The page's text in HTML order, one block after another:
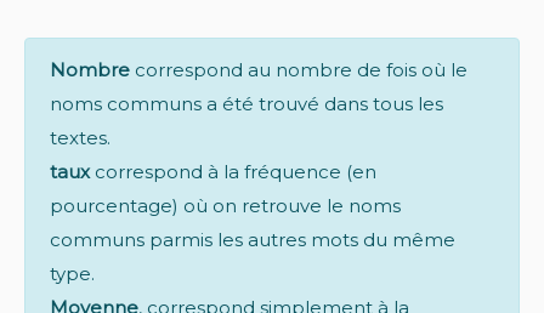
Nombre correspond au nombre de fois où le
noms communs a été trouvé dans tous les
textes.
tauxcorrespond à la fréquence (en
pourcentage) où on retrouve le noms
communs parmis les autres mots du même
type.
Moyenne, correspond simplement à la